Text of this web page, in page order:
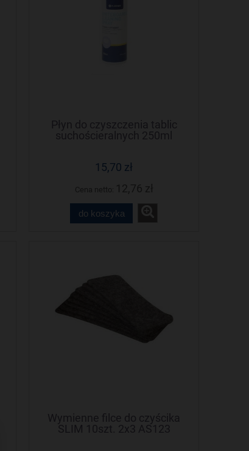
Płyn do czyszczenia tablic
suchościeralnych 250ml
15,70 zł
do koszyka
Wymienne filce do czyścika
SLIM 10szt. 2x3 AS123